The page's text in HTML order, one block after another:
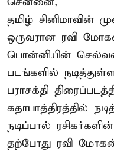
தமிழ் சினிமாவின்
ஒருவரான ரவி
பொன்னியின்
படங்களில்
பராசக்தி
கதாபாத்திரத்தில்
நடிப்பால்
தற்போது ரவி